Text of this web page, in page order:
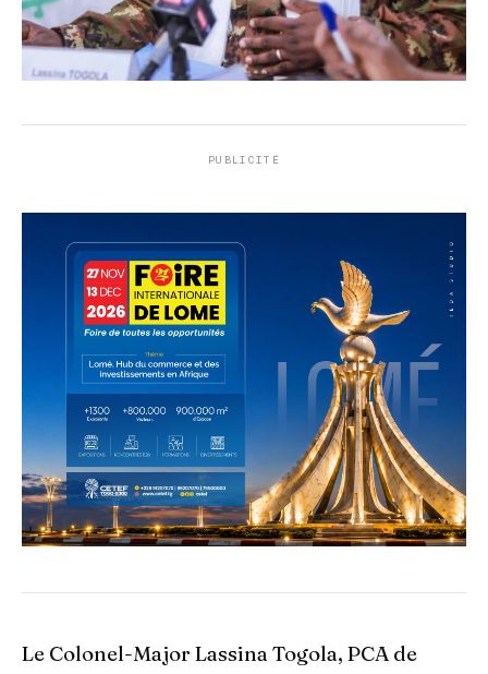
PUBLICITÉ
Le Colonel-Major Lassina Togola, PCA de